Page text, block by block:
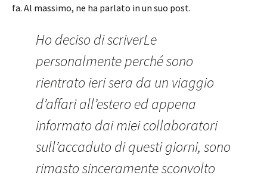
fa. Al massimo, ne ha parlato in un suo post.
Ho deciso di scriverLe
personalmente perché sono
rientrato ieri sera da un viaggio
d’affari all’estero ed appena
informato dai miei collaboratori
sull’accaduto di questi giorni, sono
rimasto sinceramente sconvolto